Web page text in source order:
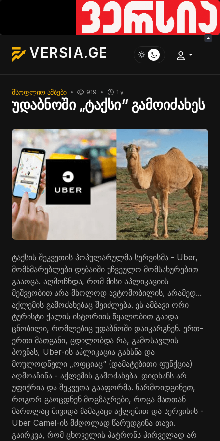
VERSIA.GE
ᲛᲡᲝᲤᲚᲘᲝ ᲐᲛᲑᲔᲑᲘ 1 y
919
უდაბნოში „ტაქსი“ გამოიძახეს
ტაქსის შეკვეთის პოპულარულმა სერვისმა - Uber,
მომხმარებლები დუბაიში უჩვეულო მომსახურებით
გააოცა. აღმოჩნდა, რომ მისი აპლიკაციის
მეშვეობით არა მხოლოდ ავტომობილის, არამედ...
აქლემის გამოძახებაც შეიძლება. ეს ამბავი ორი
ტურისტი ქალის ისტორიის წყალობით გახდა
ცნობილი, რომლებიც უდაბნოში დაიკარგნენ. ერთ-
ერთი მათგანი, ცდილობდა რა, გამოსავლის
პოვნას, Uber-ის აპლიკაცია გახსნა და
მოულოდნელი „ოფციაც“ (დამატებითი ფუნქცია)
აღმოაჩინა - აქლემის გამოძახება. დიდხანს არ
უფიქრია და შეკვეთა გააფორმა. წარმოიდგინეთ,
როგორ გაოცდნენ მოგზაურები, როცა მათთან
მართლაც მივიდა მამაკაცი აქლემით და სერვისის -
Uber Camel-ის მძღოლად წარუდგინა თავი.
გაირკვა, რომ ცხოველის პატრონს პირველად არ